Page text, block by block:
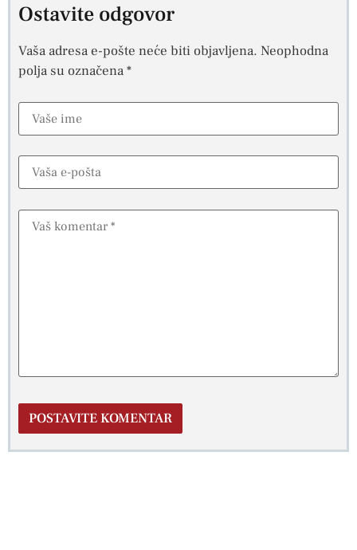
Ostavite odgovor
Vaša adresa e-pošte neće biti objavljena. Neophodna
polja su označena*